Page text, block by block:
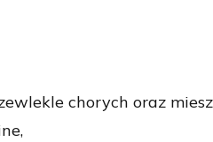
chorych oraz